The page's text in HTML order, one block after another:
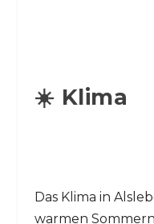
☀️ Klima
Das Klima in
warmen